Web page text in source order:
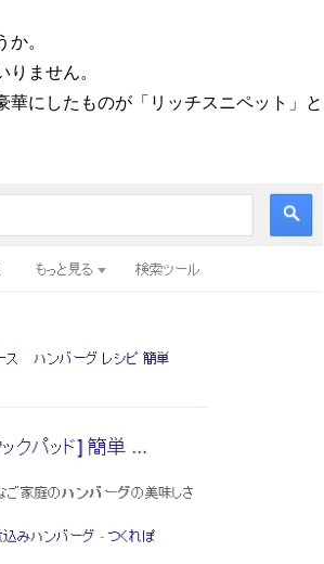
。
ません。
にしたものが「リッチスニペット」
と